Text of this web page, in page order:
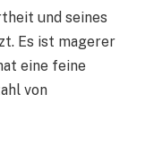
und seines
Es ist magerer
eine feine
von